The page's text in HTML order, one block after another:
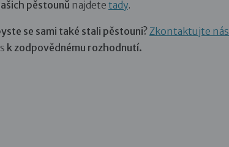
pěstounů najdete tady.
se sami také stali pěstouni? Zkontaktujte nás
k zodpovědnému rozhodnutí.